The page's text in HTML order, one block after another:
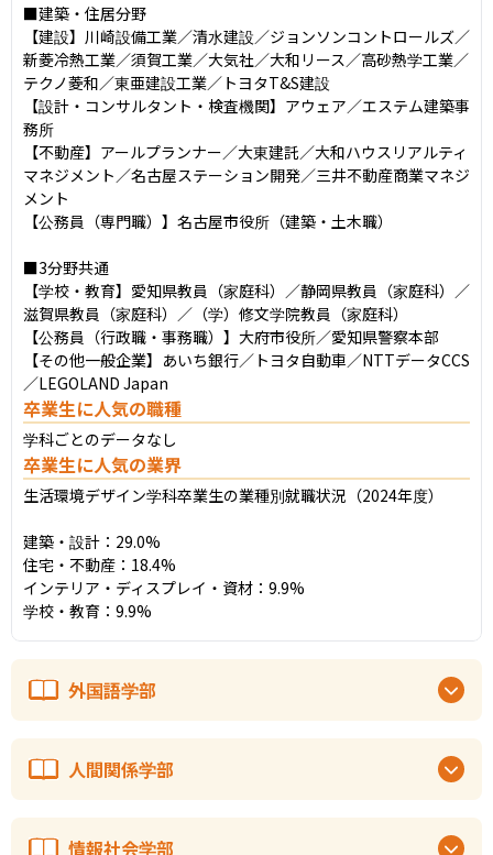
■建築・住居分野
【建設】川崎設備工業／清水建設／ジョンソンコントロールズ／
新菱冷熱工業／須賀工業／大気社／大和リース／高砂熱学工業／
テクノ菱和／東亜建設工業／トヨタT&S建設
【設計・コンサルタント・検査機関】アウェア／エステム建築事
務所
【不動産】アールプランナー／大東建託／大和ハウスリアルティ
マネジメント／名古屋ステーション開発／三井不動産商業マネジ
メント
【公務員（専門職）】名古屋市役所（建築・土木職）
■3分野共通
【学校・教育】愛知県教員（家庭科）／静岡県教員（家庭科）／
滋賀県教員（家庭科）／（学）修文学院教員（家庭科）
【公務員（行政職・事務職）】大府市役所／愛知県警察本部
【その他一般企業】あいち銀行／トヨタ自動車／NTTデータCCS
／LEGOLAND Japan
卒業生に人気の職種
学科ごとのデータなし
卒業生に人気の業界
生活環境デザイン学科卒業生の業種別就職状況（2024年度）
建築・設計：29.0%
住宅・不動産：18.4%
インテリア・ディスプレイ・資材：9.9%
学校・教育：9.9%
外国語学部
人間関係学部
情報社会学部